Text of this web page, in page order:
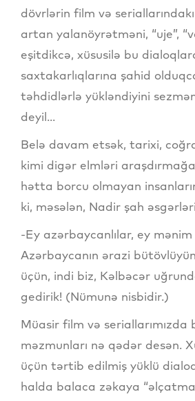
dövrlərin film və
artan yalanöyrətməni, “uje”,
eşitdikcə, xüsusilə bu
saxtakarlıqlarına şahid
təhdidlərlə yükləndiyini
deyil...
Belə davam etsək, tarixi,
kimi digər elmləri araşdırmağa
hətta borcu olmayan
ki, məsələn, Nadir şah
-Ey azərbaycanlılar, ey mənim
Azərbaycanın ərazi
üçün, indi biz, Kəlbəcər
gedirik! (Nümunə nisbidir.)
Müasir film və seriallarımızda
məzmunları nə qədər desən.
üçün tərtib edilmiş yüklü
halda balaca zəkaya